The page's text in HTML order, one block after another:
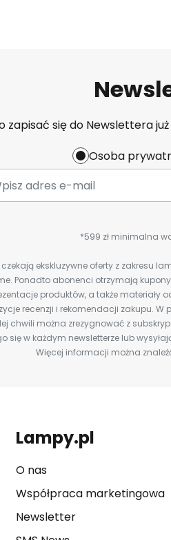
zapisać się do Newslettera
Osoba
*599 zł minimalna
ekskluzywne oferty z zakresu
Ponadto abonenci otrzymają
produktów, a także materiały
recenzji i rekomendacji zakupu.
chwili można zrezygnować z
się w każdym newsletterze lub
Więcej informacji można
Lampy.pl
O nas
Współpraca marketingowa
Newsletter